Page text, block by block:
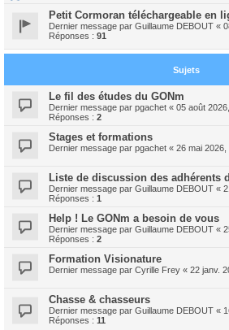
Petit Cormoran téléchargeable en
Dernier message par Guillaume DEBOUT «
Réponses : 91
Sujets
Le fil des études du GONm
Dernier message par pgachet « 05 août
Réponses : 2
Stages et formations
Dernier message par pgachet « 26 mai 2026,
Liste de discussion des adhérents
Dernier message par Guillaume DEBOUT «
Réponses : 1
Help ! Le GONm a besoin de vous
Dernier message par Guillaume DEBOUT «
Réponses : 2
Formation Visionature
Dernier message par Cyrille Frey « 22 janv.
Chasse & chasseurs
Dernier message par Guillaume DEBOUT «
Réponses : 11